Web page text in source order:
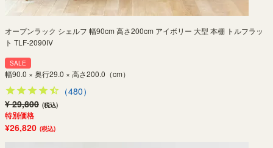
オープンラック シェルフ 幅90cm 高さ200cm アイボリー 大型 本棚 トルフラッ
ト TLF-2090IV
SALE
幅90.0 × 奥行29.0 × 高さ200.0（cm）
（480）
¥ 29,800 (税込)
特別価格
¥26,820 (税込)